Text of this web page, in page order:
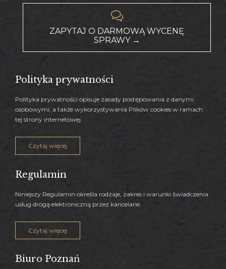

ZAPYTAJ O DARMOWĄ WYCENĘ
SPRAWY →
Polityka prywatności
Polityka prywatności opisuje zasady postępowania z danymi
osobowymi, a także wykorzystywania Plików cookies w ramach
tej strony internetowej.
Czytaj więcej
Regulamin
Niniejszy Regulamin określa rodzaje, zakres i warunki świadczenia
usług drogą elektroniczną przez kancelarie.
Czytaj więcej
Biuro Poznań